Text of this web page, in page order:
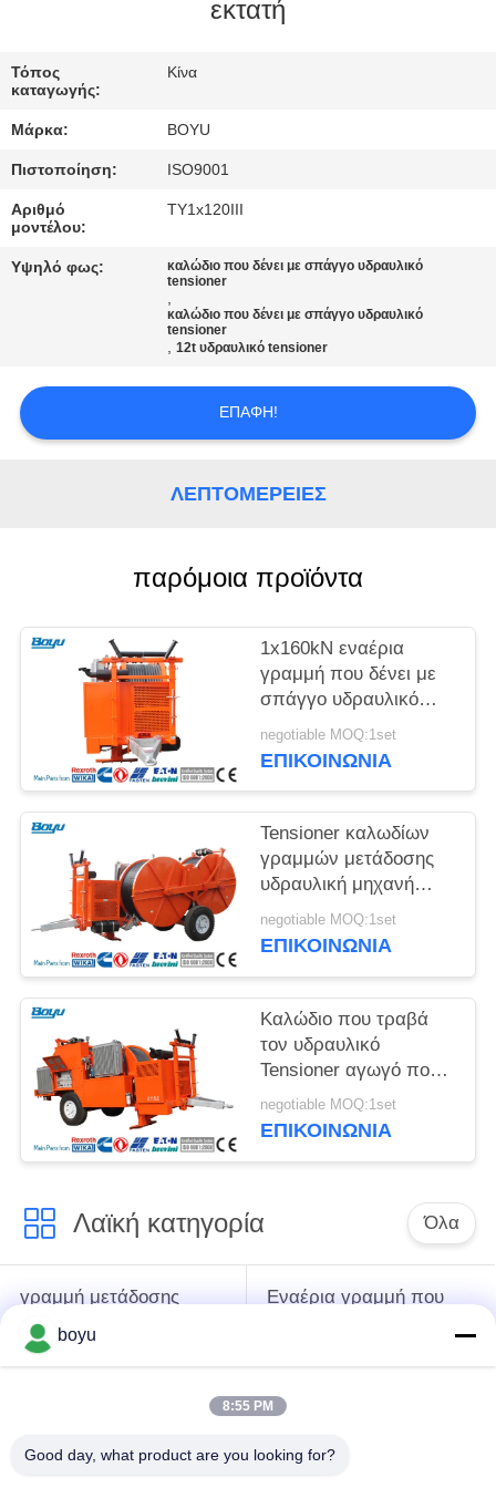
ΜΑΣ
ΕΛΆΤΕ
ΕΠΑΦΉ
ΜΕ
ΖΗΤΉΣΤΕ
ΑΠΌΣΠΑΣΜΑ
PRIVACY
εκτατή
Τόπος
καταγωγής:
Κίνα
Μάρκα: BOYU
Πιστοποίηση: ISO9001
Αριθμό
μοντέλου:
TY1x120III
Υψηλό φως:
καλώδιο που δένει με σπάγγο υδραυλικό
tensioner
,
καλώδιο που δένει με σπάγγο υδραυλικό
tensioner
,12t υδραυλικό tensioner
ΕΠΑΦΉ!
ΛΕΠΤΟΜΈΡΕΙΕΣ
παρόμοια προϊόντα
1x160kN εναέρια
γραμμή που δένει με
σπάγγο υδραυλικό
Tensioner εξοπλισμού
με τη μηχανή
negotiable MOQ:1set
ΕΠΙΚΟΙΝΩΝΊΑ
Tensioner καλωδίων
γραμμών μετάδοσης
υδραυλική μηχανή
έντασης για την
εναέρια γραμμή
negotiable MOQ:1set
ΕΠΙΚΟΙΝΩΝΊΑ
Καλώδιο που τραβά
τον υδραυλικό
Tensioner αγωγό που
δένει με σπάγγο
υδραυλικό Tensioner
negotiable MOQ:1set
ΕΠΙΚΟΙΝΩΝΊΑ
Λαϊκή κατηγορία Όλα
γραμμή μετάδοσης
που δένει με σπάγγο
τον εξοπλισμό
Εναέρια γραμμή που
εξοπλισμό
συστροφής
boyu
8:55 PM
Good day, what product are you looking for?